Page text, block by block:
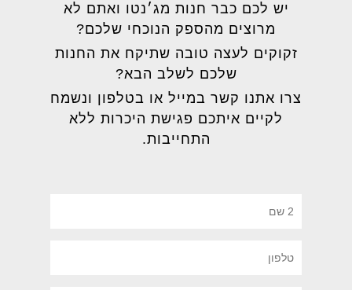
יש לכם כבר חנות מג׳נטו ואתם לא
מרוצים מהספק הנוכחי שלכם?
זקוקים לעצה טובה שתיקח את החנות
שלכם לשלב הבא?
צרו אתנו קשר במייל או בטלפון ונשמח
לקיים איתכם פגישת היכרות ללא
התחייבות.